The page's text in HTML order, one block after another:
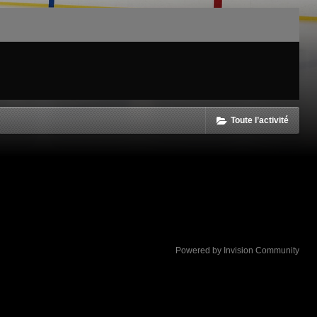
Toute l’activité
Powered by Invision Community